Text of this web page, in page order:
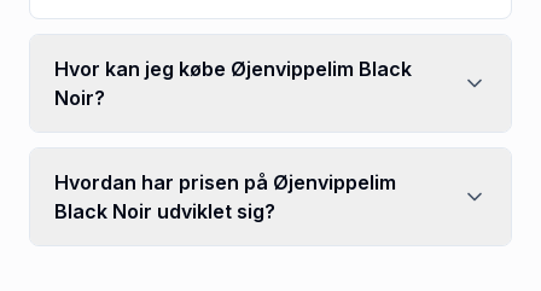
Hvor kan jeg købe Øjenvippelim Black
Noir?
Hvordan har prisen på Øjenvippelim
Black Noir udviklet sig?